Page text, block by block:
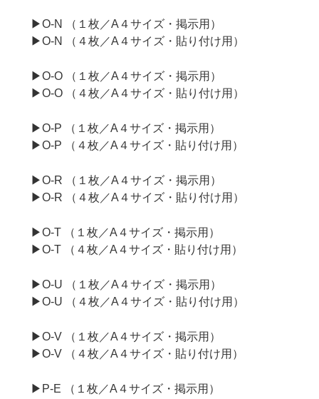
▶O-N （１枚／A４サイズ・掲示用）
▶O-N （４枚／A４サイズ・貼り付け用）
▶O-O （１枚／A４サイズ・掲示用）
▶O-O （４枚／A４サイズ・貼り付け用）
▶O-P （１枚／A４サイズ・掲示用）
▶O-P （４枚／A４サイズ・貼り付け用）
▶O-R （１枚／A４サイズ・掲示用）
▶O-R （４枚／A４サイズ・貼り付け用）
▶O-T （１枚／A４サイズ・掲示用）
▶O-T （４枚／A４サイズ・貼り付け用）
▶O-U （１枚／A４サイズ・掲示用）
▶O-U （４枚／A４サイズ・貼り付け用）
▶O-V （１枚／A４サイズ・掲示用）
▶O-V （４枚／A４サイズ・貼り付け用）
▶P-E （１枚／A４サイズ・掲示用）